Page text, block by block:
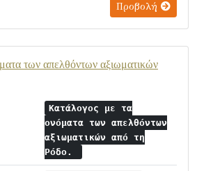
Προβολή
των απελθόντων αξιωματικών
Κατάλογος με τα
ονόματα των απελθόντων
αξιωματικών από τη
Ρόδο.